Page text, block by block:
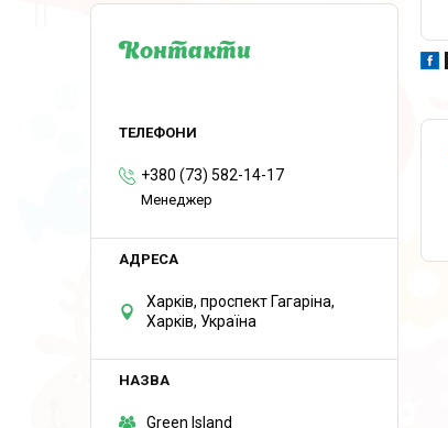
Контакти
+380 (73) 582-14-17
Менеджер
Харків, проспект Гагаріна,
Харків, Україна
Green Island